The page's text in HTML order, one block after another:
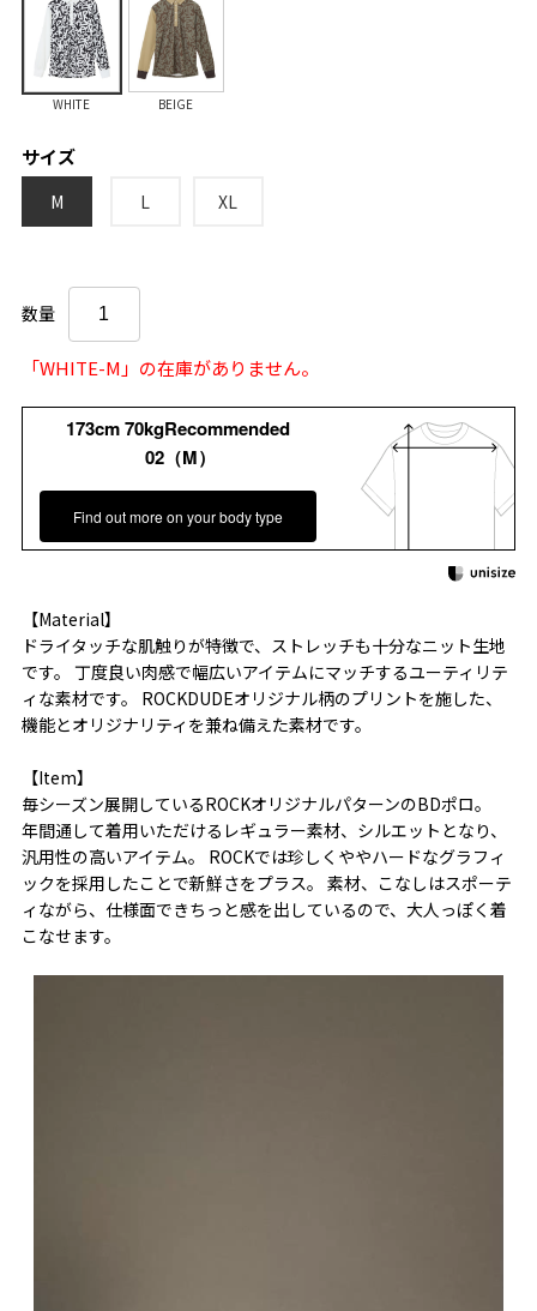
WHITE BEIGE
サイズ
M L XL
数量
「WHITE-M」の在庫がありません。
173cm 70kgRecommended
02（M）
Find out more on your body type
【Material】
ドライタッチな肌触りが特徴で、ストレッチも十分なニット生地
です。 丁度良い肉感で幅広いアイテムにマッチするユーティリテ
ィな素材です。 ROCKDUDEオリジナル柄のプリントを施した、
機能とオリジナリティを兼ね備えた素材です。
【Item】
毎シーズン展開しているROCKオリジナルパターンのBDポロ。
年間通して着用いただけるレギュラー素材、シルエットとなり、
汎用性の高いアイテム。 ROCKでは珍しくややハードなグラフィ
ックを採用したことで新鮮さをプラス。 素材、こなしはスポーテ
ィながら、仕様面できちっと感を出しているので、大人っぽく着
こなせます。